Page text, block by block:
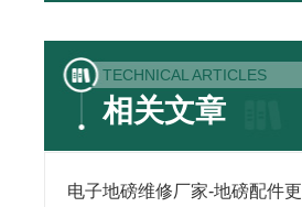
TECHNICAL ARTICLES
相关文章
电子地磅维修厂家-地磅配件更